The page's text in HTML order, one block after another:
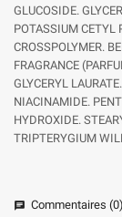
GLUCOSIDE.
POTASSIUM CETYL
CROSSPOLYMER.
FRAGRANCE
GLYCERYL
NIACINAMIDE.
HYDROXIDE.
TRIPTERYGIUM
chat Commentaires (0)